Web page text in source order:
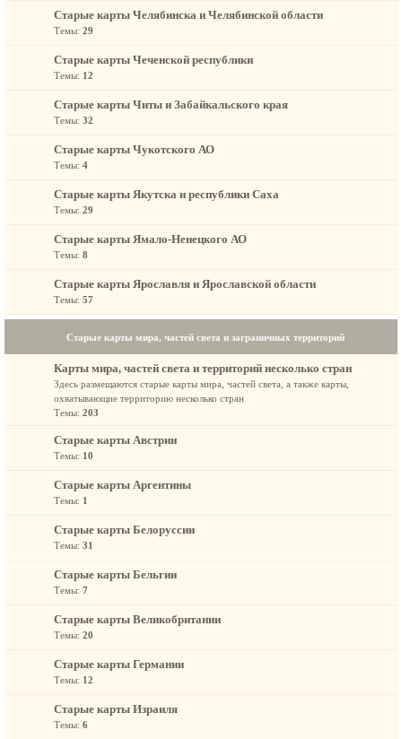
Старые карты Челябинска и Челябинской области
Темы: 29
Старые карты Чеченской республики
Темы: 12
Старые карты Читы и Забайкальского края
Темы: 32
Старые карты Чукотского АО
Темы: 4
Старые карты Якутска и республики Саха
Темы: 29
Старые карты Ямало-Ненецкого АО
Темы: 8
Старые карты Ярославля и Ярославской области
Темы: 57
Старые карты мира, частей света и заграничных территорий
Карты мира, частей света и территорий несколько стран
Здесь размещаются старые карты мира, частей света, а также карты,
охватывающие территорию несколько стран
Темы: 203
Старые карты Австрии
Темы: 10
Старые карты Аргентины
Темы: 1
Старые карты Белоруссии
Темы: 31
Старые карты Бельгии
Темы: 7
Старые карты Великобритании
Темы: 20
Старые карты Германии
Темы: 12
Старые карты Израиля
Темы: 6